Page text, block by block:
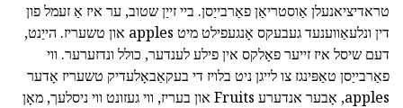
טראדיציאנעלן אַוסטריאַן פאַרבייַסן. ביי זייַן שטוב, ער איז אַ זעמל פון
דין ונלעאַווענעד געבעקס אָנגעפילט מיט apples און טשעריז. הייַנט,
דעם שיסל איז זייער פאָלקס אין פילע לענדער, כולל ונדזערער. ווי
פאַרבייַסן טאַפּינגז צו לייגן ניט בלויז די בעקאַבאָלעדיק טשעריז אָדער
apples, אָבער אנדערע Fruits און בעריז, ווי געזונט ווי ניסלעך, מאָן